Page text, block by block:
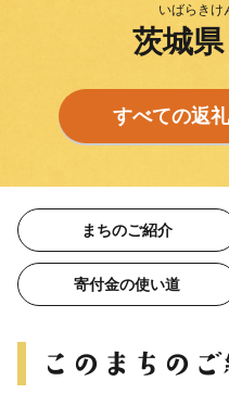
いばらきけ
茨城
すべての返
まちのご紹介
寄付金の使い道